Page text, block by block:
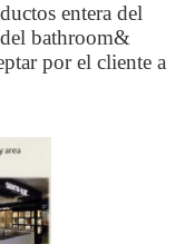
entera del
bathroom&
por el cliente a